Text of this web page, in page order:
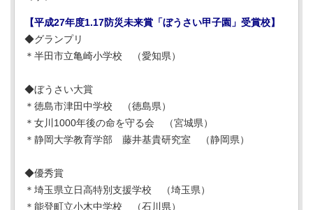
【平成27年度1.17防災未来賞「ぼうさい甲子園」受賞校】
◆グランプリ
＊半田市立亀崎小学校 （愛知県）
◆ぼうさい大賞
＊徳島市津田中学校 （徳島県）
＊女川1000年後の命を守る会 （宮城県）
＊静岡大学教育学部 藤井基貴研究室 （静岡県）
◆優秀賞
＊埼玉県立日高特別支援学校 （埼玉県）
＊能登町立小木中学校 （石川県）